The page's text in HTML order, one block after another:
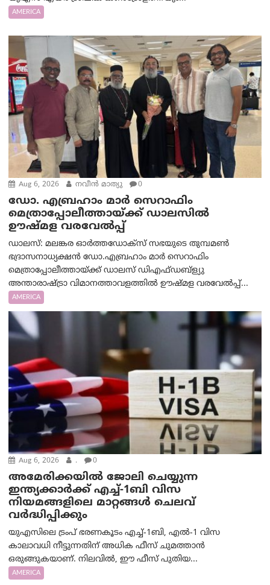
AMERICA
Aug 6, 2026 നവീൻ മാത്യു 0
ഡോ. എബ്രഹാം മാർ സെറാഫിം
മെത്രാപ്പോലീത്തായ്ക്ക് ഡാലസിൽ
ഊഷ്മള വരവേൽപ്പ്
ഡാലസ്: മലങ്കര ഓർത്തഡോക്സ് സഭയുടെ തുമ്പമൺ
ഭദ്രാസനാധ്യക്ഷൻ ഡോ.എബ്രഹാം മാർ സെറാഫിം
മെത്രാപ്പോലീത്തായ്ക്ക് ഡാലസ് ഡിഎഫ്ഡബ്ള്യു
അന്താരാഷ്ട്രാ വിമാനത്താവളത്തിൽ ഊഷ്മള വരവേൽപ്പ്...
AMERICA
Aug 6, 2026 . 0
അമേരിക്കയില്‍ ജോലി ചെയ്യുന്ന
ഇന്ത്യക്കാർക്ക് എച്ച്-1ബി വിസ
നിയമങ്ങളിലെ മാറ്റങ്ങൾ ചെലവ്
വർദ്ധിപ്പിക്കും
യുഎസിലെ ട്രംപ് ഭരണകൂടം എച്ച്-1ബി, എൽ-1 വിസ
കാലാവധി നീട്ടുന്നതിന് അധിക ഫീസ് ചുമത്താൻ
ഒരുങ്ങുകയാണ്. നിലവിൽ, ഈ ഫീസ് പുതിയ...
AMERICA